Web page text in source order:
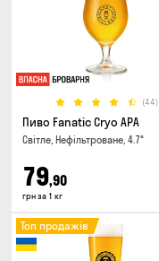
(44)
Пиво Fanatic Cryo APA
Світле, Нефільтроване, 4.7°
79,90
грн за 1 кг
Топ продажів